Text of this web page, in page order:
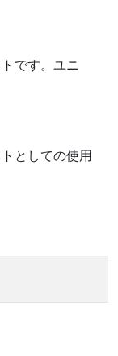
です。ユニ
としての使用